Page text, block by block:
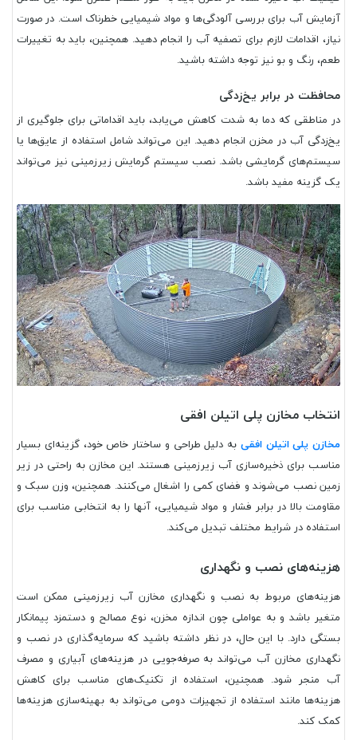
آزمایش آب برای بررسی آلودگی‌ها و مواد شیمیایی خطرناک است. در صورت
نیاز، اقدامات لازم برای تصفیه آب را انجام دهید. همچنین، باید به تغییرات
طعم، رنگ و بو نیز توجه داشته باشید.
محافظت در برابر یخ‌زدگی
در مناطقی که دما به شدت کاهش می‌یابد، باید اقداماتی برای جلوگیری از
یخ‌زدگی آب در مخزن انجام دهید. این می‌تواند شامل استفاده از عایق‌ها یا
سیستم‌های گرمایشی باشد. نصب سیستم گرمایش زیرزمینی نیز می‌تواند
یک گزینه مفید باشد.
انتخاب مخازن پلی اتیلن افقی
مخازن پلی اتیلن افقی به دلیل طراحی و ساختار خاص خود، گزینه‌ای بسیار
مناسب برای ذخیره‌سازی آب زیرزمینی هستند. این مخازن به راحتی در زیر
زمین نصب می‌شوند و فضای کمی را اشغال می‌کنند. همچنین، وزن سبک و
مقاومت بالا در برابر فشار و مواد شیمیایی، آنها را به انتخابی مناسب برای
استفاده در شرایط مختلف تبدیل می‌کند.
هزینه‌های نصب و نگهداری
هزینه‌های مربوط به نصب و نگهداری مخازن آب زیرزمینی ممکن است
متغیر باشد و به عواملی چون اندازه مخزن، نوع مصالح و دستمزد پیمانکار
بستگی دارد. با این حال، در نظر داشته باشید که سرمایه‌گذاری در نصب و
نگهداری مخازن آب می‌تواند به صرفه‌جویی در هزینه‌های آبیاری و مصرف
آب منجر شود. همچنین، استفاده از تکنیک‌های مناسب برای کاهش
هزینه‌ها مانند استفاده از تجهیزات دومی می‌تواند به بهینه‌سازی هزینه‌ها
کمک کند.